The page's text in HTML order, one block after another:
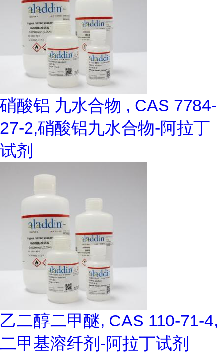
硝酸铝 九水合物 , CAS 7784-
27-2,硝酸铝九水合物-阿拉丁
试剂
乙二醇二甲醚, CAS 110-71-4,
二甲基溶纤剂-阿拉丁试剂